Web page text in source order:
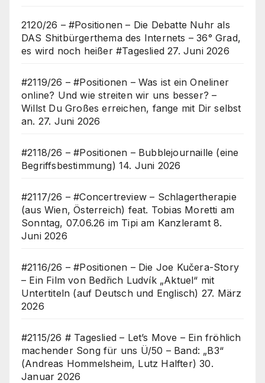
2120/26 – #Positionen – Die Debatte Nuhr als
DAS Shitbürgerthema des Internets – 36° Grad,
es wird noch heißer #Tageslied 27. Juni 2026
#2119/26 – #Positionen – Was ist ein Oneliner
online? Und wie streiten wir uns besser? –
Willst Du Großes erreichen, fange mit Dir selbst
an. 27. Juni 2026
#2118/26 – #Positionen – Bubblejournaille (eine
Begriffsbestimmung) 14. Juni 2026
#2117/26 – #Concertreview – Schlagertherapie
(aus Wien, Österreich) feat. Tobias Moretti am
Sonntag, 07.06.26 im Tipi am Kanzleramt 8.
Juni 2026
#2116/26 – #Positionen – Die Joe Kučera-Story
– Ein Film von Bedřich Ludvík „Aktuel“ mit
Untertiteln (auf Deutsch und Englisch) 27. März
2026
#2115/26 # Tageslied – Let’s Move – Ein fröhlich
machender Song für uns Ü/50 – Band: „B3“
(Andreas Hommelsheim, Lutz Halfter) 30.
Januar 2026